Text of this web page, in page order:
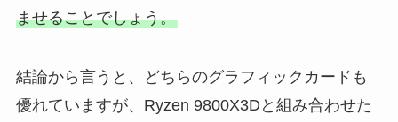
ませることでしょう。
結論から言うと、どちらのグラフィックカードも
優れていますが、Ryzen 9800X3Dと組み合わせた